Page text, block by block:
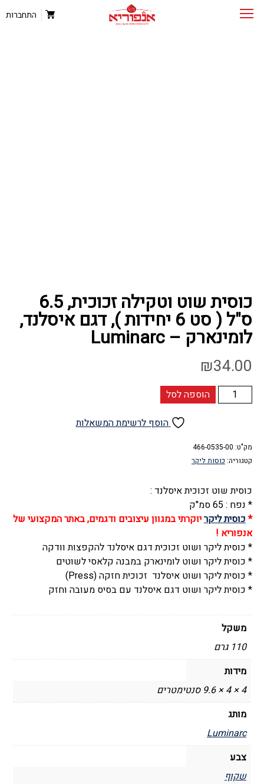
התחברות
כוסית שוט וטקילה זכוכית, 6.5
ס"ל ( סט 6 יחידות ), דגם איסלנד,
לומינארק – Luminarc
₪34.00
כמות
של
וטקילה
זכוכית,
ס"ל
(
סט
6
יחידות
),
דגם
איסלנד,
-
Luminarc
הוספה לסל
הוסף לרשימת המשאלות
מק"ט: 466-0535-00
קטגוריה: כוסות ליקר
כוסית שוט זכוכית איסלנד :
* נפח : 65 סמ"ק
*כוסית ליקריוקרתי במגוון עיצובים ודגמים, באתר המקצועי של
אנפוריא !
* כוסית ליקר ושוט זכוכית דגם איסלנד להקפצות וודקה
* כוסית ליקר ושוט לומינארק במבנה קלאסי לשוטים
* כוסית ליקר ושוט איסלנד זכוכית חזקה (Press)
* כוסית ליקר ושוט דגם איסלנד עם בסיס מעובה וחזק
משקל
110 גרם
מידות
4 × 4 × 9.6 סנטימטרים
מותג
Luminarc
צבע
שקוף